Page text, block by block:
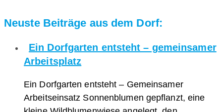
Neuste Beiträge aus dem Dorf:
Ein Dorfgarten entsteht – gemeinsamer
Arbeitsplatz
Ein Dorfgarten entsteht – Gemeinsamer
Arbeitseinsatz Sonnenblumen gepflanzt, eine